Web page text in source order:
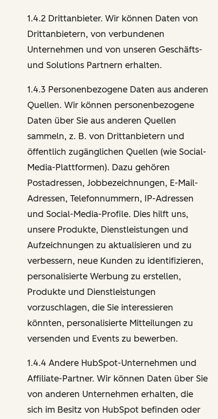
1.4.2 Drittanbieter. Wir können Daten von
Drittanbietern, von verbundenen
Unternehmen und von unseren Geschäfts-
und Solutions Partnern erhalten.
1.4.3 Personenbezogene Daten aus anderen
Quellen. Wir können personenbezogene
Daten über Sie aus anderen Quellen
sammeln, z. B. von Drittanbietern und
öffentlich zugänglichen Quellen (wie Social-
Media-Plattformen). Dazu gehören
Postadressen, Jobbezeichnungen, E-Mail-
Adressen, Telefonnummern, IP-Adressen
und Social-Media-Profile. Dies hilft uns,
unsere Produkte, Dienstleistungen und
Aufzeichnungen zu aktualisieren und zu
verbessern, neue Kunden zu identifizieren,
personalisierte Werbung zu erstellen,
Produkte und Dienstleistungen
vorzuschlagen, die Sie interessieren
könnten, personalisierte Mitteilungen zu
versenden und Events zu bewerben.
1.4.4 Andere HubSpot-Unternehmen und
Affiliate-Partner. Wir können Daten über Sie
von anderen Unternehmen erhalten, die
sich im Besitz von HubSpot befinden oder